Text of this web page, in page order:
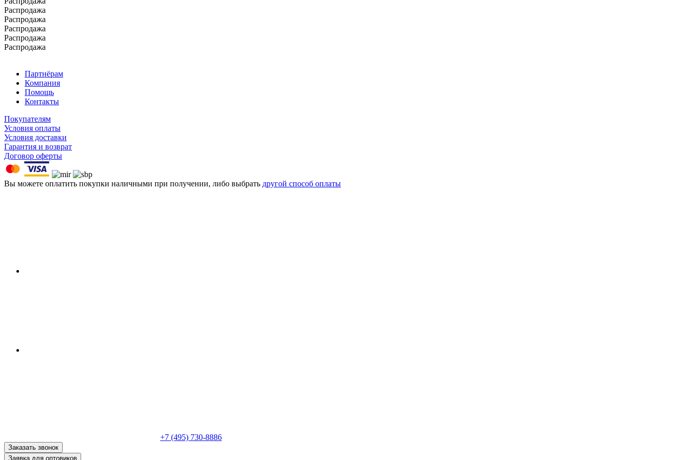
Распродажа
Распродажа
Распродажа
Распродажа
Распродажа
Партнёрам
Компания
Помощь
Контакты
Покупателям
Условия оплаты
Условия доставки
Гарантия и возврат
Договор оферты
Вы можете оплатить покупки наличными при получении, либо выбрать другой способ оплаты
+7 (495) 730-8886
Заказать звонок
Заявка для оптовиков